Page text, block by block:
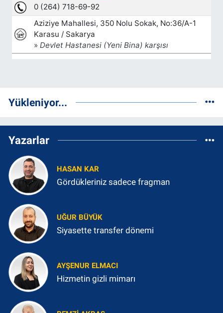
Yükleniyor...
Yazarlar
HASAN KAR
Gördükleriniz sadece fragman
UĞUR BÜYÜK
Siyasette transfer dönemi
AYŞENUR ELMACI
Hizmetin gizli mimarı